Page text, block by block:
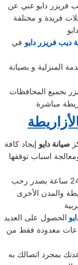
فريزر دايو غني عن
فريدة و مختلفة
ديب فريزر دايو في
المنزلية و بصيانة
بجميع المحافظات
صيانة دايو إيجاد كافة
اسباب توقفها
والمدن الأخرى
الحصول على العديد
معدودة فقط من
بمجرد اتصالك به